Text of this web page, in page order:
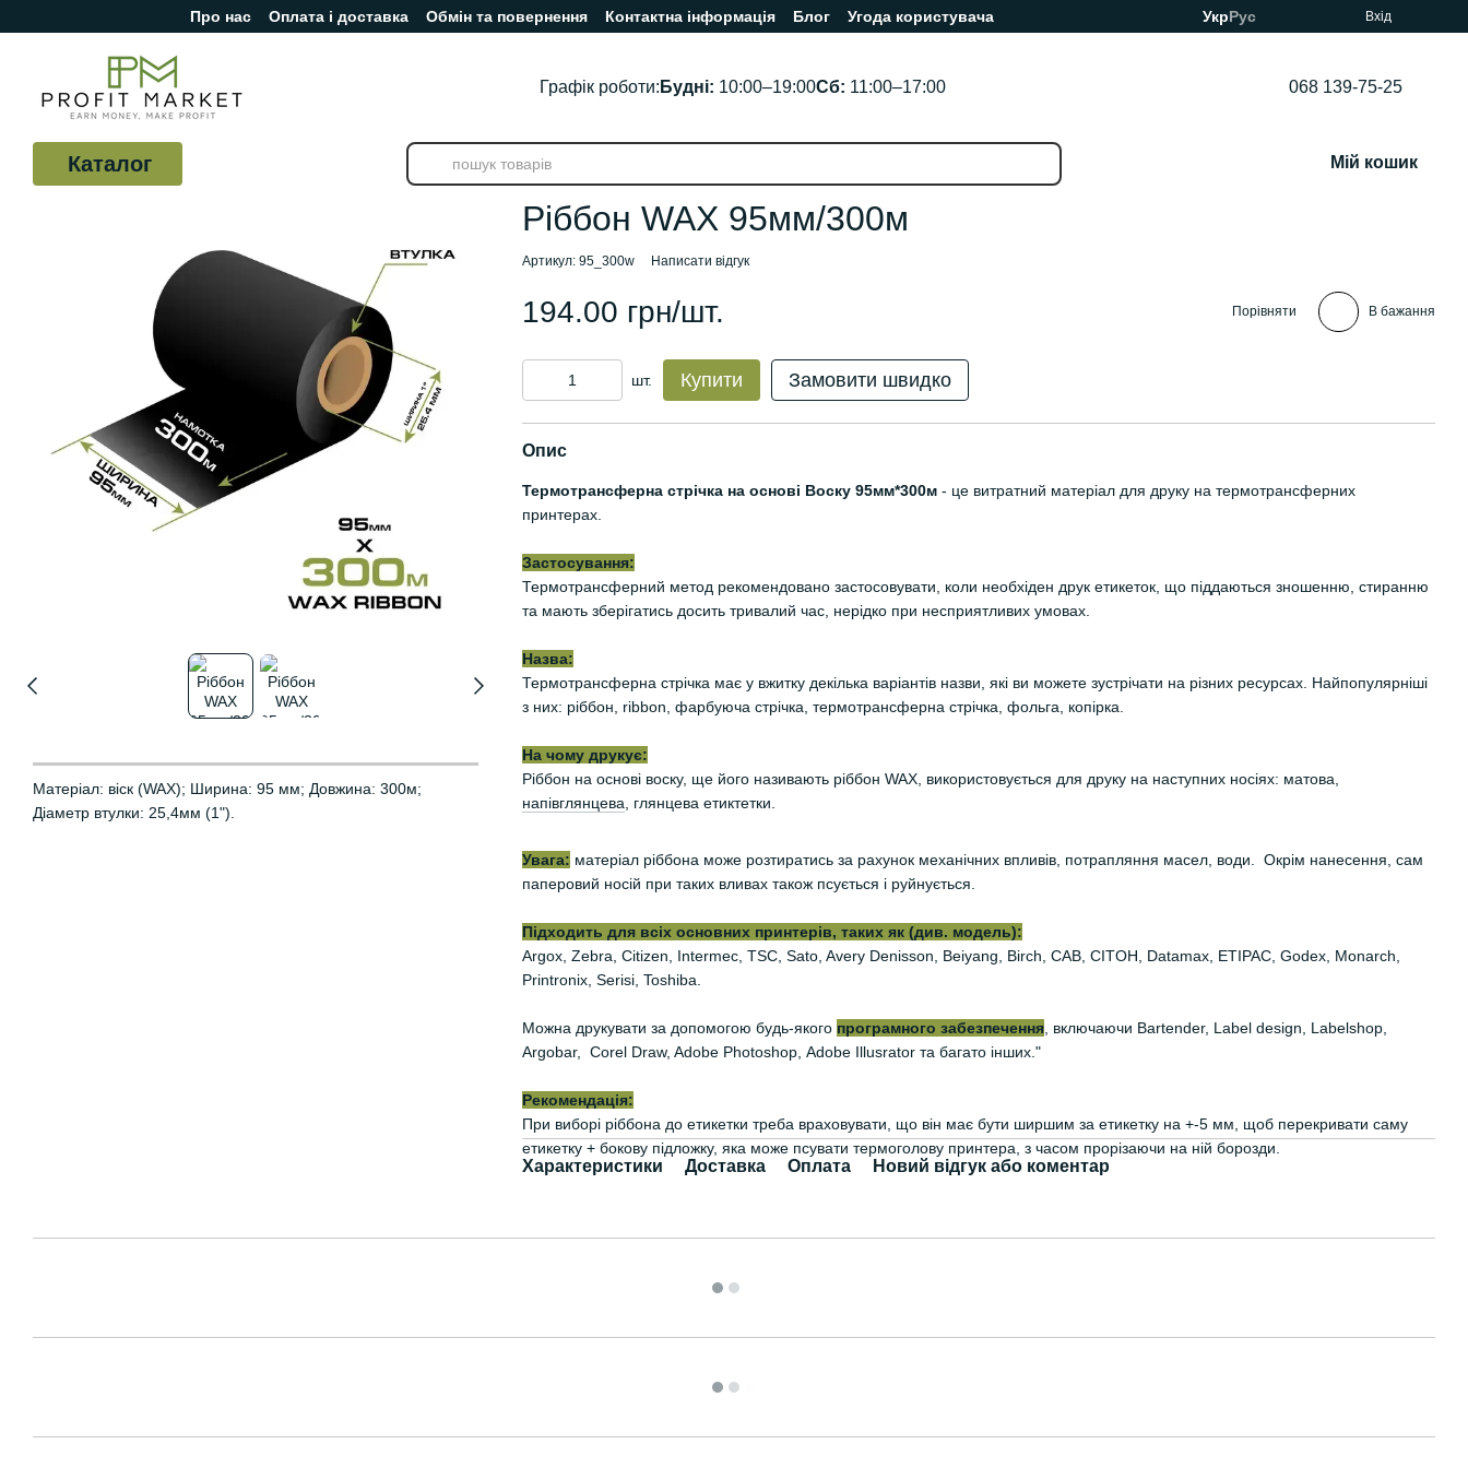
Перейти до основного контенту
Про нас Оплата і доставка Обмін та повернення Контактна інформація Блог
Угода користувача
Відгуки про магазин
УкрРус Вхід
Графік роботи: Будні: 10:00–19:00Сб: 11:00–17:00 068 139-75-25
Каталог Мій кошик
Матеріал: віск (WAX); Ширина: 95 мм; Довжина: 300м;
Діаметр втулки: 25,4мм (1").
Ріббон WAX 95мм/300м
Артикул: 95_300w Написати відгук
194.00 грн/шт. Порівняти В бажання
шт. Купити Замовити швидко
Опис
Термотрансферна стрічка на основі Воску 95мм*300м - це витратний матеріал для друку на термотрансферних
принтерах.
Застосування:
Термотрансферний метод рекомендовано застосовувати, коли необхіден друк етикеток, що піддаються зношенню, стиранню
та мають зберігатись досить тривалий час, нерідко при несприятливих умовах.
Назва:
Термотрансферна стрічка має у вжитку декілька варіантів назви, які ви можете зустрічати на різних ресурсах. Найпопулярніші
з них: ріббон, ribbon, фарбуюча стрічка, термотрансферна стрічка, фольга, копірка.
На чому друкує:
Ріббон на основі воску, ще його називають ріббон WAX, використовується для друку на наступних носіях: матова,
напівглянцева , глянцева етиктетки.
Увага: матеріал ріббона може розтиратись за рахунок механічних впливів, потрапляння масел, води. Окрім нанесення, сам
паперовий носій при таких вливах також псується і руйнується.
Підходить для всіх основних принтерів, таких як (див. модель):
Argox, Zebra, Citizen, Intermec, TSC, Sato, Avery Denisson, Beiyang, Birch, CAB, CITOH, Datamax, ETIPAC, Godex, Monarch,
Printronix, Serisi, Toshiba.
Можна друкувати за допомогою будь-якого програмного забезпечення, включаючи Bartender, Label design, Labelshop,
Argobar, Corel Draw, Adobe Photoshop, Adobe Illusrator та багато інших."
Рекомендація:
При виборі ріббона до етикетки треба враховувати, що він має бути ширшим за етикетку на +-5 мм, щоб перекривати саму
етикетку + бокову підложку, яка може псувати термоголову принтера, з часом прорізаючи на ній борозди.
Характеристики Доставка Оплата Новий відгук або коментар